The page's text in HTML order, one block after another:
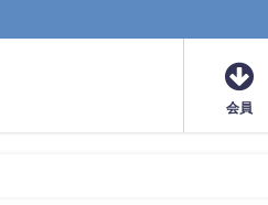
会員